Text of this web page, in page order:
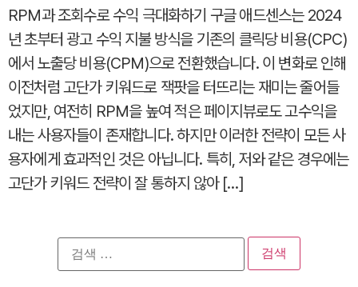
RPM과 조회수로 수익 극대화하기 구글 애드센스는 2024
년 초부터 광고 수익 지불 방식을 기존의 클릭당 비용(CPC)
에서 노출당 비용(CPM)으로 전환했습니다. 이 변화로 인해
이전처럼 고단가 키워드로 잭팟을 터뜨리는 재미는 줄어들
었지만, 여전히 RPM을 높여 적은 페이지뷰로도 고수익을
내는 사용자들이 존재합니다. 하지만 이러한 전략이 모든 사
용자에게 효과적인 것은 아닙니다. 특히, 저와 같은 경우에는
고단가 키워드 전략이 잘 통하지 않아 […]
검
색: